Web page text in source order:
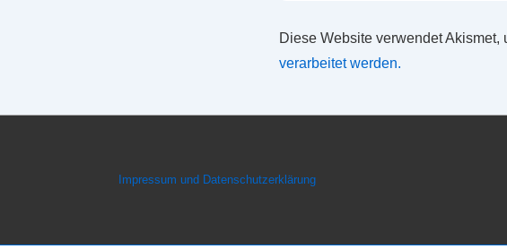
Diese Website verwendet Akismet,
verarbeitet werden.
Footer-
Impressum und Datenschutzerklärung